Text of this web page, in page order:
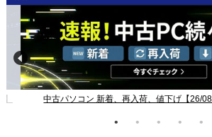
ソコン 新着、再入荷、値下げ【26/08/08 08:00更新